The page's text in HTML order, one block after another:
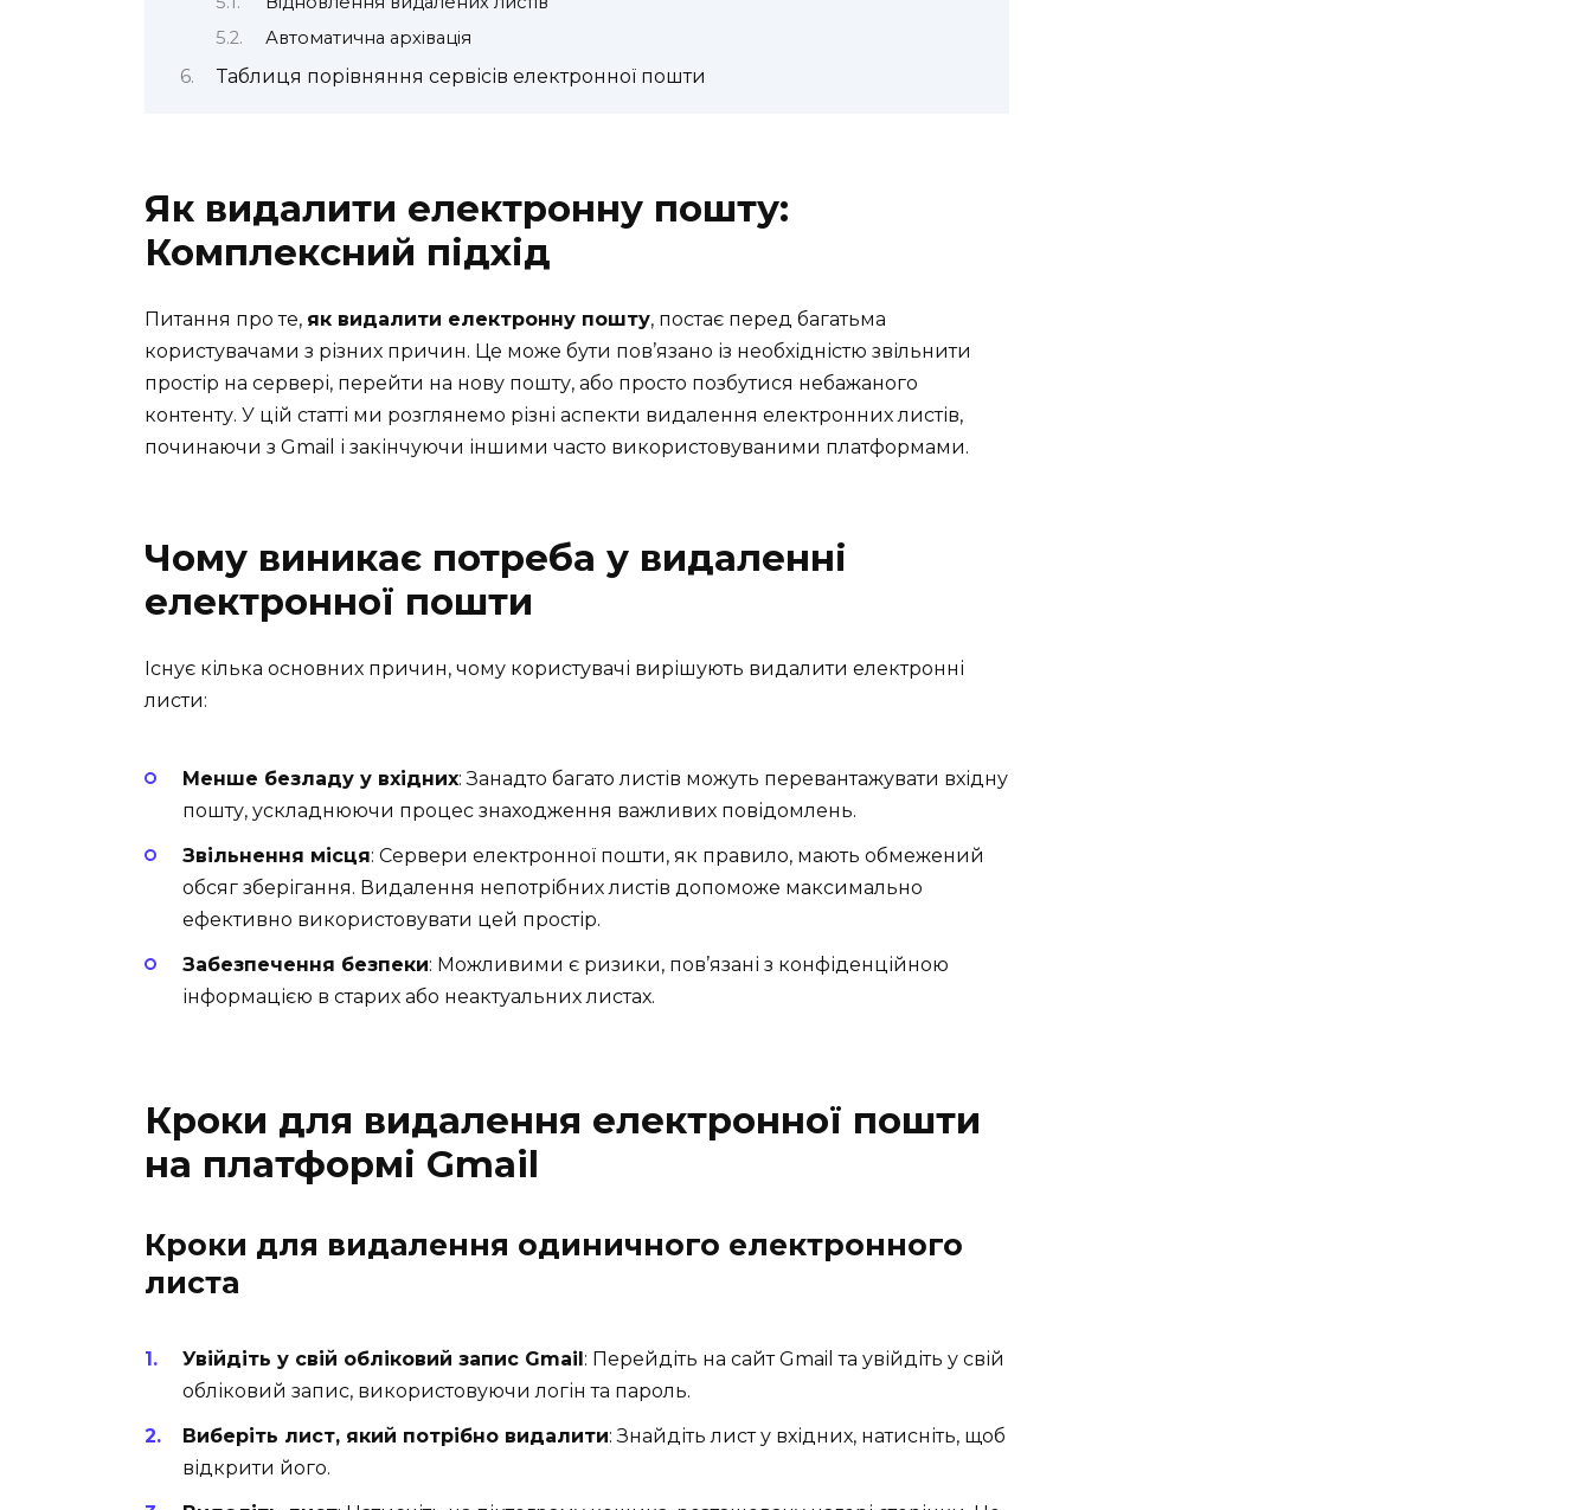
Автоматична архівація
Таблиця порівняння сервісів електронної пошти
Як видалити електронну пошту:
Комплексний підхід
Питання про те, як видалити електронну пошту, постає перед багатьма
користувачами з різних причин. Це може бути пов’язано із необхідністю звільнити
простір на сервері, перейти на нову пошту, або просто позбутися небажаного
контенту. У цій статті ми розглянемо різні аспекти видалення електронних листів,
починаючи з Gmail і закінчуючи іншими часто використовуваними платформами.
Чому виникає потреба у видаленні
електронної пошти
Існує кілька основних причин, чому користувачі вирішують видалити електронні
листи:
Менше безладу у вхідних: Занадто багато листів можуть перевантажувати вхідну
пошту, ускладнюючи процес знаходження важливих повідомлень.
Звільнення місця: Сервери електронної пошти, як правило, мають обмежений
обсяг зберігання. Видалення непотрібних листів допоможе максимально
ефективно використовувати цей простір.
Забезпечення безпеки: Можливими є ризики, пов’язані з конфіденційною
інформацією в старих або неактуальних листах.
Кроки для видалення електронної пошти
на платформі Gmail
Кроки для видалення одиничного електронного
листа
Увійдіть у свій обліковий запис Gmail: Перейдіть на сайт Gmail та увійдіть у свій
обліковий запис, використовуючи логін та пароль.
Виберіть лист, який потрібно видалити: Знайдіть лист у вхідних, натисніть, щоб
відкрити його.